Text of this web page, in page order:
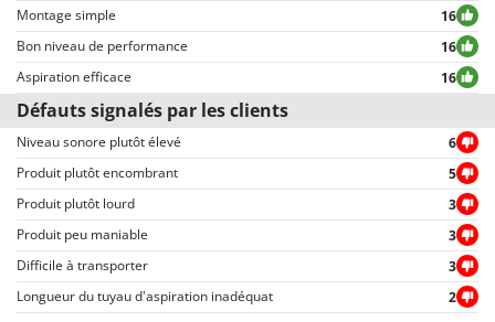
Stiga
Stocker
Sunseeker
T
Tecla
TecnoGen
Tellarini Pompe
Telwin
Tenco
Tineco
consultés rapidement par nos visiteurs, grâce également aux filtres qui
permettent une sélection rapide, comme par exemple celui permettant de
choisir entre avis positifs et négatifs.
Montage simple
16
Bon niveau de performance
16
Aspiration efficace
16
Défauts signalés par les clients
Niveau sonore plutôt élevé
6
Produit plutôt encombrant
5
Produit plutôt lourd
3
Produit peu maniable
3
Difficile à transporter
3
Longueur du tuyau d'aspiration inadéquat
2